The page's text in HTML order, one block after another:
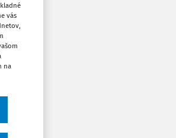
vás
na